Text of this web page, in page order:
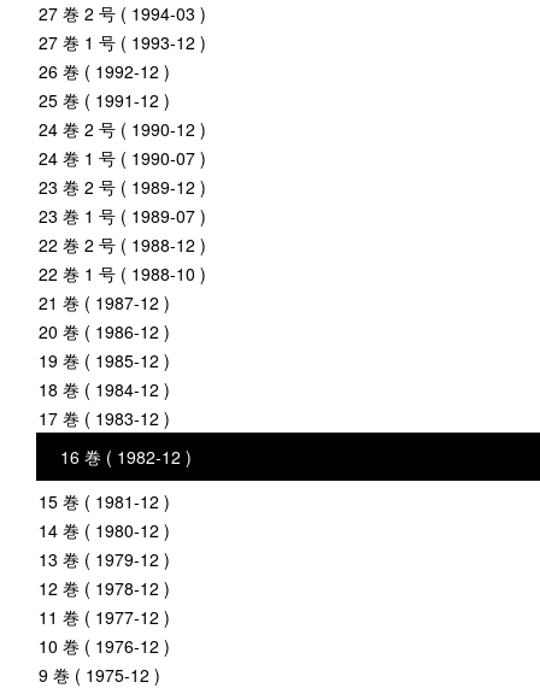
27 巻 2 号 ( 1994-03 )
27 巻 1 号 ( 1993-12 )
26 巻 ( 1992-12 )
25 巻 ( 1991-12 )
24 巻 2 号 ( 1990-12 )
24 巻 1 号 ( 1990-07 )
23 巻 2 号 ( 1989-12 )
23 巻 1 号 ( 1989-07 )
22 巻 2 号 ( 1988-12 )
22 巻 1 号 ( 1988-10 )
21 巻 ( 1987-12 )
20 巻 ( 1986-12 )
19 巻 ( 1985-12 )
18 巻 ( 1984-12 )
17 巻 ( 1983-12 )
16 巻 ( 1982-12 )
15 巻 ( 1981-12 )
14 巻 ( 1980-12 )
13 巻 ( 1979-12 )
12 巻 ( 1978-12 )
11 巻 ( 1977-12 )
10 巻 ( 1976-12 )
9 巻 ( 1975-12 )